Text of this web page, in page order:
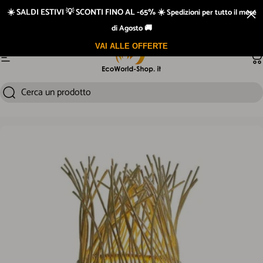
Vai direttamente ai contenuti
Navigazione del sito
CercaCerca un prodotto
☀️ SALDI ESTIVI 💡 SCONTI FINO AL -65% ☀️Spedizioni per tutto il mese
di Agosto 🚚
VAI ALLE OFFERTE